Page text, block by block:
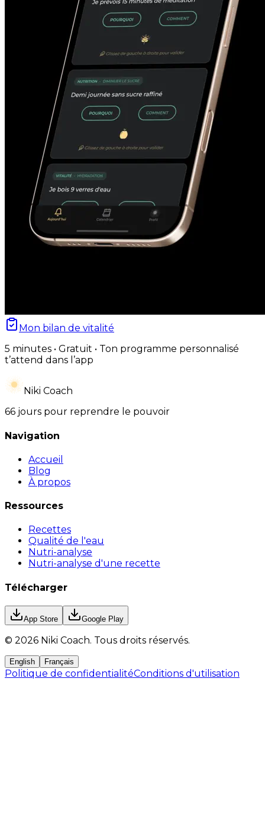
Mon bilan de vitalité
5 minutes • Gratuit • Ton programme personnalisé
t’attend dans l’app
Niki Coach
66 jours pour reprendre le pouvoir
Navigation
Accueil
Blog
À propos
Ressources
Recettes
Qualité de l'eau
Nutri-analyse
Nutri-analyse d'une recette
Télécharger
App Store Google Play
© 2026 Niki Coach. Tous droits réservés.
English Français
Politique de confidentialitéConditions d'utilisation